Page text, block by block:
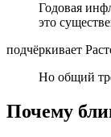
Годовая
это
подчёркивает
Но общий
Почему